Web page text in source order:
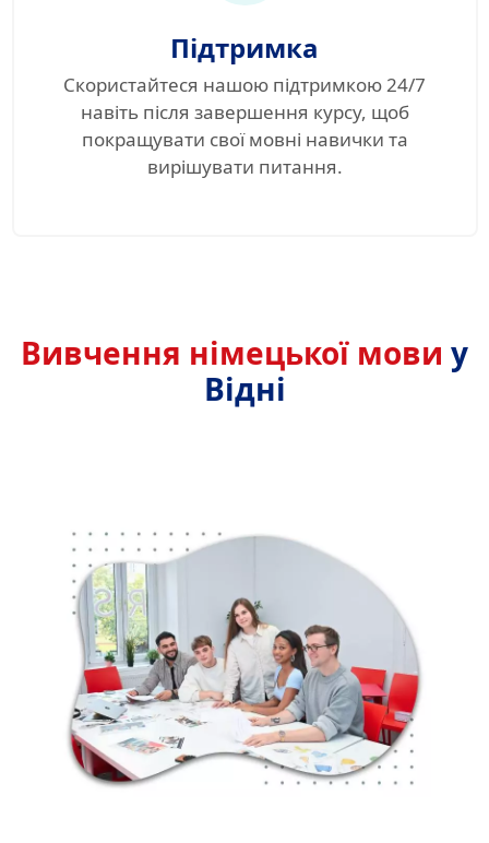
Підтримка
Скористайтеся нашою підтримкою 24/7
навіть після завершення курсу, щоб
покращувати свої мовні навички та
вирішувати питання.
Вивчення німецької мови у
Відні